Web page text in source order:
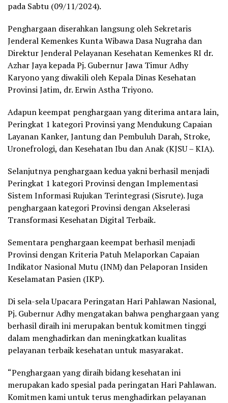
pada Sabtu (09/11/2024).
Penghargaan diserahkan langsung oleh Sekretaris
Jenderal Kemenkes Kunta Wibawa Dasa Nugraha dan
Direktur Jenderal Pelayanan Kesehatan Kemenkes RI dr.
Azhar Jaya kepada Pj. Gubernur Jawa Timur Adhy
Karyono yang diwakili oleh Kepala Dinas Kesehatan
Provinsi Jatim, dr. Erwin Astha Triyono.
Adapun keempat penghargaan yang diterima antara lain,
Peringkat 1 kategori Provinsi yang Mendukung Capaian
Layanan Kanker, Jantung dan Pembuluh Darah, Stroke,
Uronefrologi, dan Kesehatan Ibu dan Anak (KJSU – KIA).
Selanjutnya penghargaan kedua yakni berhasil menjadi
Peringkat 1 kategori Provinsi dengan Implementasi
Sistem Informasi Rujukan Terintegrasi (Sisrute). Juga
penghargaan kategori Provinsi dengan Akselerasi
Transformasi Kesehatan Digital Terbaik.
Sementara penghargaan keempat berhasil menjadi
Provinsi dengan Kriteria Patuh Melaporkan Capaian
Indikator Nasional Mutu (INM) dan Pelaporan Insiden
Keselamatan Pasien (IKP).
Di sela-sela Upacara Peringatan Hari Pahlawan Nasional,
Pj. Gubernur Adhy mengatakan bahwa penghargaan yang
berhasil diraih ini merupakan bentuk komitmen tinggi
dalam menghadirkan dan meningkatkan kualitas
pelayanan terbaik kesehatan untuk masyarakat.
“Penghargaan yang diraih bidang kesehatan ini
merupakan kado spesial pada peringatan Hari Pahlawan.
Komitmen kami untuk terus menghadirkan pelayanan